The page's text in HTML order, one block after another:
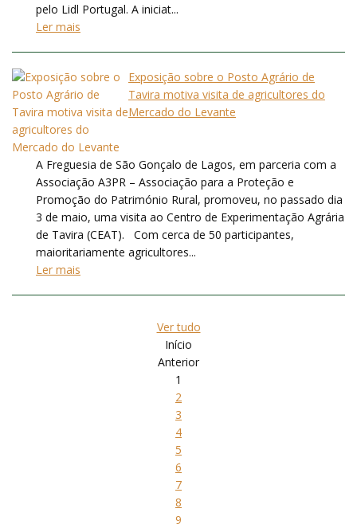
pelo Lidl Portugal. A iniciat...
Ler mais
Exposição sobre o Posto Agrário de
Tavira motiva visita de agricultores do
Mercado do Levante
A Freguesia de São Gonçalo de Lagos, em parceria com a
Associação A3PR – Associação para a Proteção e
Promoção do Património Rural, promoveu, no passado dia
3 de maio, uma visita ao Centro de Experimentação Agrária
de Tavira (CEAT). Com cerca de 50 participantes,
maioritariamente agricultores...
Ler mais
Ver tudo
Início
Anterior
1
2
3
4
5
6
7
8
9